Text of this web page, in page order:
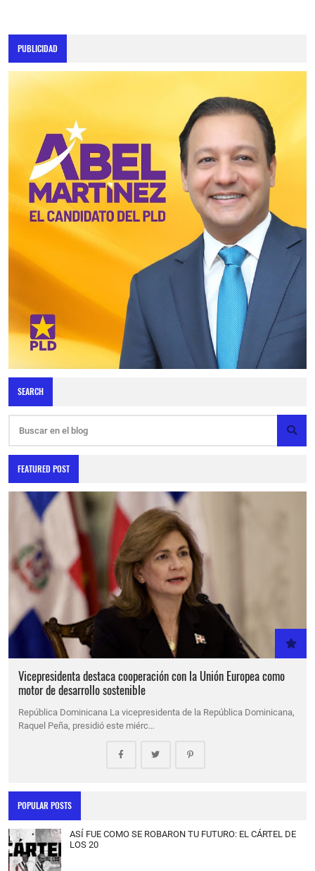
PUBLICIDAD
SEARCH
FEATURED POST
Vicepresidenta destaca cooperación con la Unión Europea como
motor de desarrollo sostenible
República Dominicana La vicepresidenta de la República Dominicana,
Raquel Peña, presidió este miérc…
POPULAR POSTS
ASÍ FUE COMO SE ROBARON TU FUTURO: EL CÁRTEL DE
LOS 20